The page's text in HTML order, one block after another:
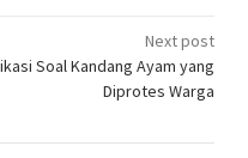
Next post
Soal Kandang Ayam yang
Diprotes Warga